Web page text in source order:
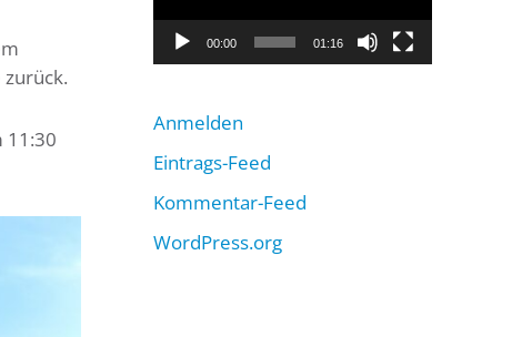
11:30
00:00 01:16
Anmelden
Eintrags-Feed
Kommentar-Feed
WordPress.org